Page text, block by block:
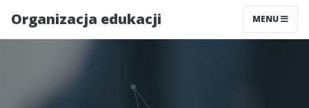
Organizacja edukacji MENU